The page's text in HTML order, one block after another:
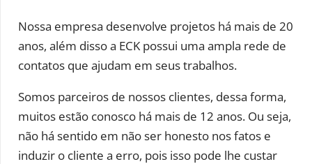
Nossa empresa desenvolve projetos há mais de 20
anos, além disso a ECK possui uma ampla rede de
contatos que ajudam em seus trabalhos.
Somos parceiros de nossos clientes, dessa forma,
muitos estão conosco há mais de 12 anos. Ou seja,
não há sentido em não ser honesto nos fatos e
induzir o cliente a erro, pois isso pode lhe custar